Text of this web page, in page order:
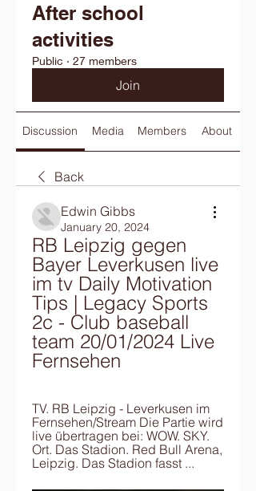
After school
activities
Public · 27 members
Join
Discussion Media Members About
Back
Edwin Gibbs
January 20, 2024
RB Leipzig gegen
Bayer Leverkusen live
im tv Daily Motivation
Tips | Legacy Sports
2c - Club baseball
team 20/01/2024 Live
Fernsehen
TV. RB Leipzig - Leverkusen im
Fernsehen/Stream Die Partie wird
live übertragen bei: WOW. SKY.
Ort. Das Stadion. Red Bull Arena,
Leipzig. Das Stadion fasst ...